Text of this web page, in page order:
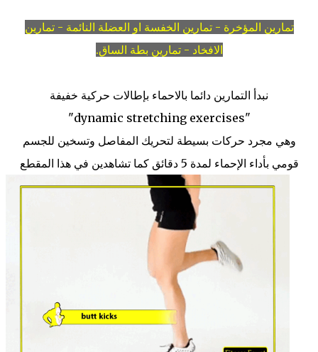
تمارين المؤخرة - تمارين الخفسة او العضلة النائمة - تمارين
الافخاد - تمارين بطة الساق.
نبدأ التمارين دائما بالاحماء بإطالات حركية خفيفة
dynamic stretching exercises"
وهي مجرد حركات بسيطة لتحريك المفاصل وتسخين للجسم
قومي بأداء الإحماء لمدة 5 دقائق كما تشاهدين في هذا المقطع